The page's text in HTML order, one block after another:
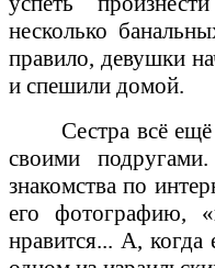
несколько
правило, девушки
и спешили домой.
Сестра всё
своими
знакомства по
его фотографию,
нравится... А, когда